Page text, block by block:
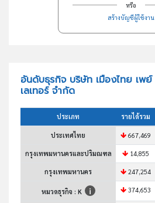
หรือ
สร้างบัญชีผู้ใช้งาน
อันดับธุรกิจ บริษัท เมืองไทย เพย์
เลเทอร์ จำกัด
ประเภท รายได้รวม
ประเทศไทย 667,469
กรุงเทพมหานครและปริมณฑล 14,855
กรุงเทพมหานคร 247,254
หมวดธุรกิจ : K 374,653